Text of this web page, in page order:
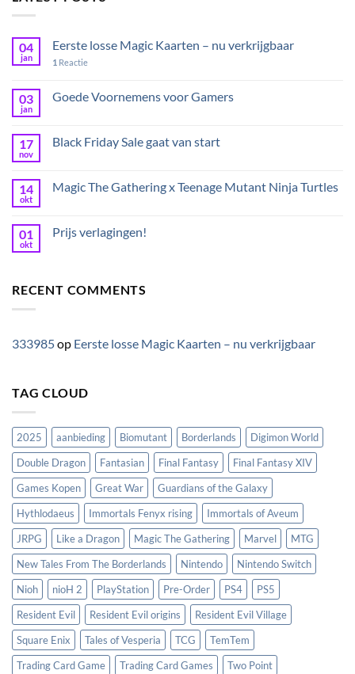
04
jan
Eerste losse Magic Kaarten – nu verkrijgbaar
1 Reactie
03
jan
Goede Voornemens voor Gamers
17
nov
Black Friday Sale gaat van start
14
okt
Magic The Gathering x Teenage Mutant Ninja Turtles
01
okt
Prijs verlagingen!
RECENT COMMENTS
333985op Eerste losse Magic Kaarten – nu verkrijgbaar
TAG CLOUD
2025 aanbieding Biomutant Borderlands
Digimon World
Double Dragon
Fantasian Final Fantasy
Final Fantasy XIV
Games Kopen
Great War
Guardians of the Galaxy
Hythlodaeus
Immortals Fenyx rising
Immortals of Aveum
JRPG
Like a Dragon Magic The Gathering Marvel
MTG
New Tales From The Borderlands
Nintendo
Nintendo Switch
Nioh
nioH 2 PlayStation Pre-Order PS4
PS5
Resident Evil
Resident Evil origins
Resident Evil Village
Square Enix
Tales of Vesperia TCG
TemTem
Trading Card Game
Trading Card Games Two Point